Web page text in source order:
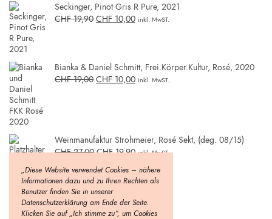
Seckinger, Pinot Gris R Pure, 2021
CHF19,90 CHF 10,00 inkl. MwST.
Bianka & Daniel Schmitt, Frei.Körper.Kultur, Rosé, 2020
CHF19,00 CHF 10,00 inkl. MwST.
Weinmanufaktur Strohmeier, Rosé Sekt, (deg. 08/15)
CHF27,00 CHF19,90 inkl. MwST.
„Diese Website verwendet Cookies – nähere
Informationen dazu und zu Ihren Rechten als
Benutzer finden Sie in unserer
Datenschutzerklärung am Ende der Seite.
Klicken Sie auf „Ich stimme zu“, um Cookies